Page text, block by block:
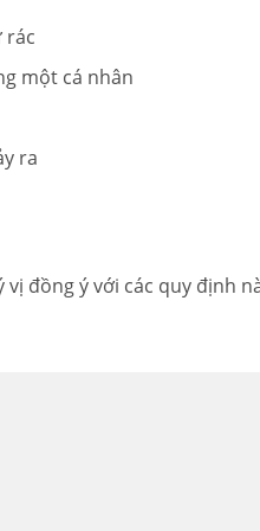
rác
một cá nhân
ra
đồng ý với các quy định